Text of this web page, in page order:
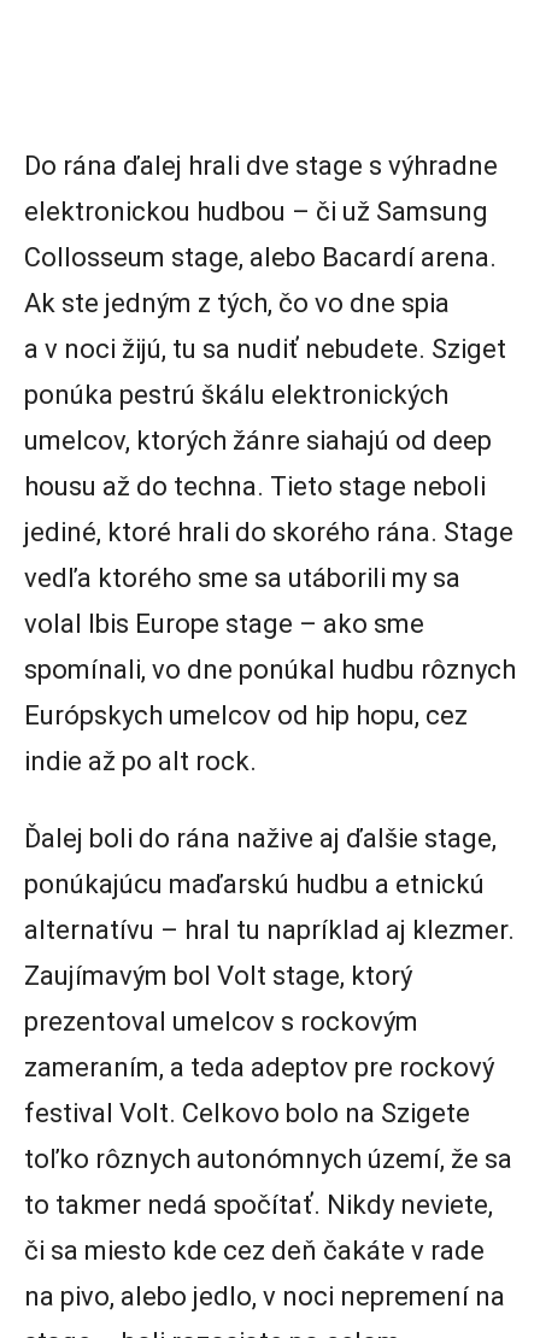
Do rána ďalej hrali dve stage s výhradne
elektronickou hudbou – či už Samsung
Collosseum stage, alebo Bacardí arena.
Ak ste jedným z tých, čo vo dne spia
a v noci žijú, tu sa nudiť nebudete. Sziget
ponúka pestrú škálu elektronických
umelcov, ktorých žánre siahajú od deep
housu až do techna. Tieto stage neboli
jediné, ktoré hrali do skorého rána. Stage
vedľa ktorého sme sa utáborili my sa
volal Ibis Europe stage – ako sme
spomínali, vo dne ponúkal hudbu rôznych
Európskych umelcov od hip hopu, cez
indie až po alt rock.
Ďalej boli do rána nažive aj ďalšie stage,
ponúkajúcu maďarskú hudbu a etnickú
alternatívu – hral tu napríklad aj klezmer.
Zaujímavým bol Volt stage, ktorý
prezentoval umelcov s rockovým
zameraním, a teda adeptov pre rockový
festival Volt. Celkovo bolo na Szigete
toľko rôznych autonómnych území, že sa
to takmer nedá spočítať. Nikdy neviete,
či sa miesto kde cez deň čakáte v rade
na pivo, alebo jedlo, v noci nepremení na